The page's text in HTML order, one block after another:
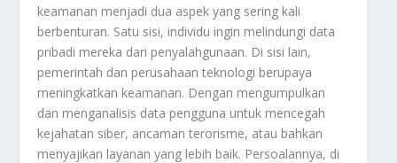
keamanan menjadi dua aspek yang sering kali
berbenturan. Satu sisi, individu ingin melindungi data
pribadi mereka dari penyalahgunaan. Di sisi lain,
pemerintah dan perusahaan teknologi berupaya
meningkatkan keamanan. Dengan mengumpulkan
dan menganalisis data pengguna untuk mencegah
kejahatan siber, ancaman terorisme, atau bahkan
menyajikan layanan yang lebih baik. Persoalannya, di